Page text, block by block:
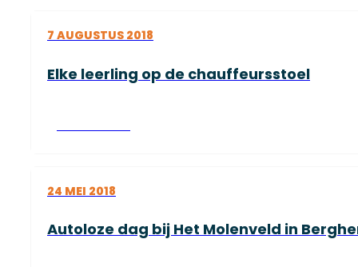
7 AUGUSTUS 2018
Elke leerling op de chauffeursstoel
24 MEI 2018
Autoloze dag bij Het Molenveld in